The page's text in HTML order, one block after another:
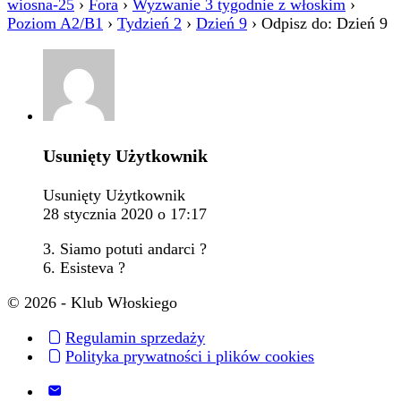
wiosna-25 › Fora › Wyzwanie 3 tygodnie z włoskim ›
Poziom A2/B1 › Tydzień 2 › Dzień 9 › Odpisz do: Dzień 9
Usunięty Użytkownik
Usunięty Użytkownik
28 stycznia 2020 o 17:17
3. Siamo potuti andarci ?
6. Esisteva ?
© 2026 - Klub Włoskiego
Regulamin sprzedaży
Polityka prywatności i plików cookies